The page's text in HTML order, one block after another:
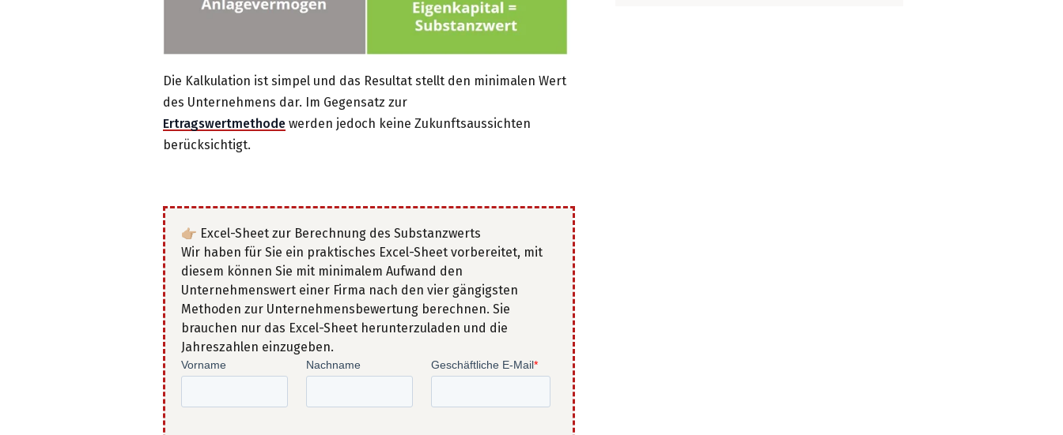
Die Kalkulation ist simpel und das Resultat stellt den minimalen Wert
des Unternehmens dar. Im Gegensatz zur
Ertragswertmethodewerden jedoch keine Zukunftsaussichten
berücksichtigt.
👉🏼 Excel-Sheet zur Berechnung des Substanzwerts
Wir haben für Sie ein praktisches Excel-Sheet vorbereitet, mit
diesem können Sie mit minimalem Aufwand den
Unternehmenswert einer Firma nach den vier gängigsten
Methoden zur Unternehmensbewertungberechnen. Sie
brauchen nur das Excel-Sheet herunterzuladen und die
Jahreszahlen einzugeben.